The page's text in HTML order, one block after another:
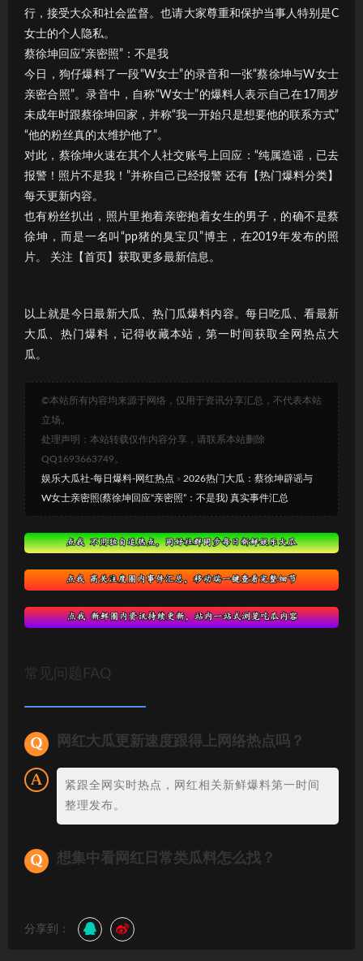
行，接受大众和社会监督。也请大家尊重和保护当事人特别是C
女士的个人隐私。
蔡徐坤回应“亲密照”：不是我
今日，狗仔爆料了一段“W女士”的录音和一张“蔡徐坤与W女士
亲密合照”。录音中，自称“W女士”的爆料人表示自己在17周岁
未成年时跟蔡徐坤回家，并称“我一开始只是想要他的联系方式”
“他的粉丝真的太维护他了”。
对此，蔡徐坤火速在其个人社交账号上回应：“纯属造谣，已去
报警！照片不是我！”并称自己已经报警 还有【热门爆料分类】
每天更新内容。
也有粉丝扒出，照片里抱着亲密抱着女生的男子，的确不是蔡
徐坤，而是一名叫“pp猪的臭宝贝”博主，在2019年发布的照
片。 关注【首页】获取更多最新信息。
以上就是今日最新大瓜、热门瓜爆料内容。每日吃瓜、看最新
大瓜、热门爆料，记得收藏本站，第一时间获取全网热点大
瓜。
©本站所有内容均来源于网络，仅用于资讯分享汇总，不代表本站
立场。
处理声明：本站转载仅作内容分享，请联系本站删除
QQ1693663749。
娱乐大瓜社-每日爆料-网红热点 » 2026热门大瓜：蔡徐坤辟谣与
W女士亲密照(蔡徐坤回应“亲密照”：不是我) 真实事件汇总
常见问题FAQ
网红大瓜更新速度跟得上网络热点吗？
紧跟全网实时热点，网红相关新鲜爆料第一时间
整理发布。
想集中看网红日常类瓜料怎么找？
分享到：